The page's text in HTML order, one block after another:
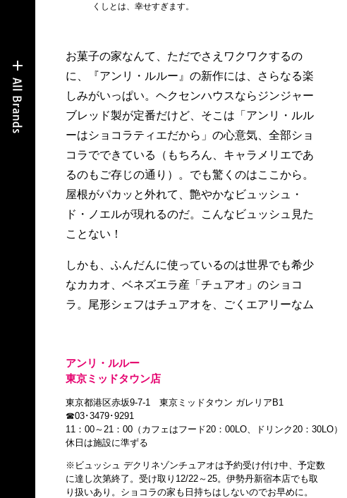
くしとは、幸せすぎます。
お菓子の家なんて、ただでさえワクワクするの
に、『アンリ・ルルー』の新作には、さらなる楽
しみがいっぱい。ヘクセンハウスならジンジャー
ブレッド製が定番だけど、そこは「アンリ・ルル
ーはショコラティエだから」の心意気、全部ショ
コラでできている（もちろん、キャラメリエであ
るのもご存じの通り）。でも驚くのはここから。
屋根がパカッと外れて、艶やかなビュッシュ・
ド・ノエルが現れるのだ。こんなビュッシュ見た
ことない！
しかも、ふんだんに使っているのは世界でも希少
なカカオ、ベネズエラ産「チュアオ」のショコ
ラ。尾形シェフはチュアオを、ごくエアリーなム
アンリ・ルルー
東京ミッドタウン店
東京都港区赤坂9-7-1 東京ミッドタウン ガレリアB1
☎03･3479･9291
11：00～21：00（カフェはフード20：00LO、ドリンク20：30LO）
休日は施設に準ずる
※ビュッシュ デクリネゾンチュアオは予約受け付け中、予定数
に達し次第終了。受け取り12/22～25。伊勢丹新宿本店でも取
り扱いあり。ショコラの家も日持ちはしないのでお早めに。